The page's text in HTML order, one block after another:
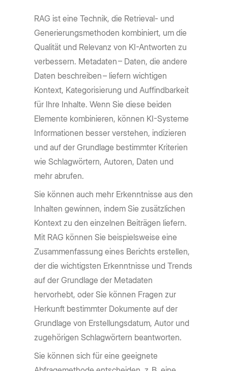
RAG ist eine Technik, die Retrieval- und
Generierungsmethoden kombiniert, um die
Qualität und Relevanz von KI-Antworten zu
verbessern. Metadaten – Daten, die andere
Daten beschreiben – liefern wichtigen
Kontext, Kategorisierung und Auffindbarkeit
für Ihre Inhalte. Wenn Sie diese beiden
Elemente kombinieren, können KI-Systeme
Informationen besser verstehen, indizieren
und auf der Grundlage bestimmter Kriterien
wie Schlagwörtern, Autoren, Daten und
mehr abrufen.
Sie können auch mehr Erkenntnisse aus den
Inhalten gewinnen, indem Sie zusätzlichen
Kontext zu den einzelnen Beiträgen liefern.
Mit RAG können Sie beispielsweise eine
Zusammenfassung eines Berichts erstellen,
der die wichtigsten Erkenntnisse und Trends
auf der Grundlage der Metadaten
hervorhebt, oder Sie können Fragen zur
Herkunft bestimmter Dokumente auf der
Grundlage von Erstellungsdatum, Autor und
zugehörigen Schlagwörtern beantworten.
Sie können sich für eine geeignete